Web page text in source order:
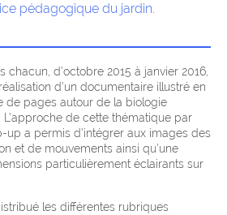
pédagogique du jardin.
chacun, d’octobre 2015 à janvier 2016,
d’un documentaire illustré en
de pages autour de la biologie
de cette thématique par
a permis d’intégrer aux images des
et de mouvements ainsi qu’une
particulièrement éclairants sur
les différentes rubriques